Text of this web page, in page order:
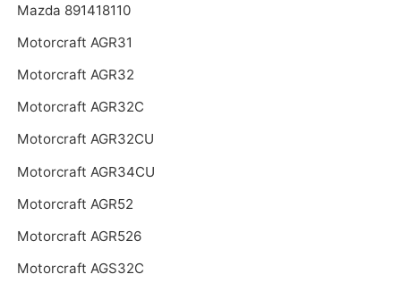
Mazda 891418110
Motorcraft AGR31
Motorcraft AGR32
Motorcraft AGR32C
Motorcraft AGR32CU
Motorcraft AGR34CU
Motorcraft AGR52
Motorcraft AGR526
Motorcraft AGS32C